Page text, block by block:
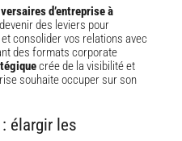
d’entreprise à
des leviers pour
consolider vos relations avec
des formats corporate
crée de la visibilité et
souhaite occuper sur son
élargir les